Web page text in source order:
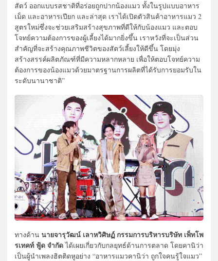
สัตว์ ออกแบบรสชาติที่อร่อยถูกปากน้องแมว ทั้งในรูปแบบอาหาร
เม็ด และอาหารเปียก และล่าสุด เราได้เปิดตัวสินค้าอาหารแมว 2
สูตรใหม่ซึ่งจะช่วยเสริมสร้างสุขภาพที่ดีให้กับน้องแมว และตอบ
โจทย์ความต้องการของผู้เลี้ยงได้มากยิ่งขึ้น เราหวังที่จะเป็นส่วน
สำคัญที่จะสร้างคุณภาพชีวิตของสัตว์เลี้ยงให้ดีขึ้น โดยมุ่ง
สร้างสรรค์ผลิตภัณฑ์ที่มีความหลากหลาย เพื่อให้ตอบโจทย์ความ
ต้องการของน้องแมวด้วยมาตรฐานการผลิตที่ได้รับการยอมรับใน
ระดับนานาชาติ”
ทางด้าน นายจารุวัฒน์ เลาหวิศิษฏ์ กรรมการบริหารบริษัท เพ็ทโพ
รเทคท์ ฟู้ด จำกัดได้เผยเกี่ยวกับกลยุทธ์ด้านการตลาด โดยคานิว่า
เป็นผู้นำเพลงฮิตติดหูอย่าง “อาหารแมวคานิว่า ถูกใจคนรู้ใจแมว”